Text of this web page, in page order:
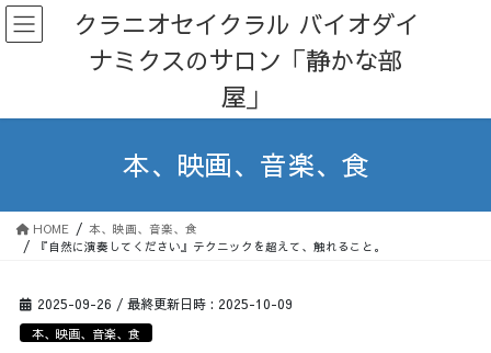
コ
ン
へ
プ
ナ
ビ
ョ
動
クラニオセイクラル バイオダイ
ナミクスのサロン「静かな部
屋」
本、映画、音楽、食
HOME
本、映画、音楽、食
『自然に演奏してください』テクニックを超えて、触れること。
2025-09-26 / 最終更新日時 : 2025-10-09
本、映画、音楽、食